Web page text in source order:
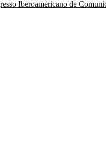
Iberoamericano de